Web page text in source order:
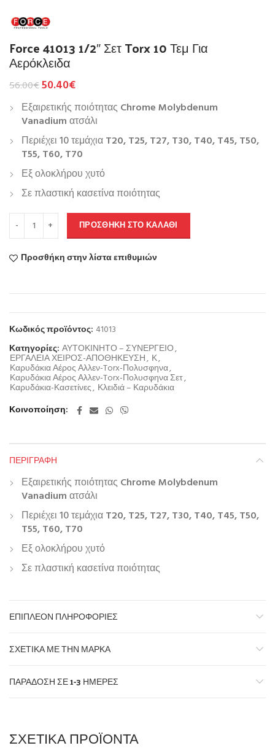
Force 41013 1/2″ Σετ Torx 10 Τεμ Για
Αερόκλειδα
56.00€50.40€
Εξαιρετικής ποιότητας Chrome Molybdenum
Vanadiumατσάλι
Περιέχει 10 τεμάχιαT20, T25, T27, T30, T40, T45, T50,
T55, T60, T70
Εξ ολοκλήρου χυτό
Σε πλαστική κασετίνα ποιότητας
ΠΡΟΣΘΉΚΗ ΣΤΟ ΚΑΛΆΘΙ
Προσθήκη στην λίστα επιθυμιών
Κωδικός προϊόντος: 41013
Κατηγορίες: ΑΥΤΟΚΙΝΗΤΟ – ΣΥΝΕΡΓΕΙΟ,
ΕΡΓΑΛΕΙΑ ΧΕΙΡΟΣ-ΑΠΟΘΗΚΕΥΣΗ, Κ,
Καρυδάκια Αέρος Αλλεν-Torx-Πολυσφηνα,
Καρυδάκια Αέρος Αλλεν-Torx-Πολυσφηνα Σετ,
Καρυδάκια-Κασετίνες, Κλειδιά – Καρυδάκια
Κοινοποίηση
ΠΕΡΙΓΡΑΦΉ
Εξαιρετικής ποιότητας Chrome Molybdenum
Vanadiumατσάλι
Περιέχει 10 τεμάχιαT20, T25, T27, T30, T40, T45, T50,
T55, T60, T70
Εξ ολοκλήρου χυτό
Σε πλαστική κασετίνα ποιότητας
ΕΠΙΠΛΈΟΝ ΠΛΗΡΟΦΟΡΊΕΣ
ΣΧΕΤΙΚΆ ΜΕ ΤΗΝ ΜΆΡΚΑ
ΠΑΡΆΔΟΣΗ ΣΕ 1-3 ΗΜΈΡΕΣ
ΣΧΕΤΙΚΆ ΠΡΟΪΌΝΤΑ